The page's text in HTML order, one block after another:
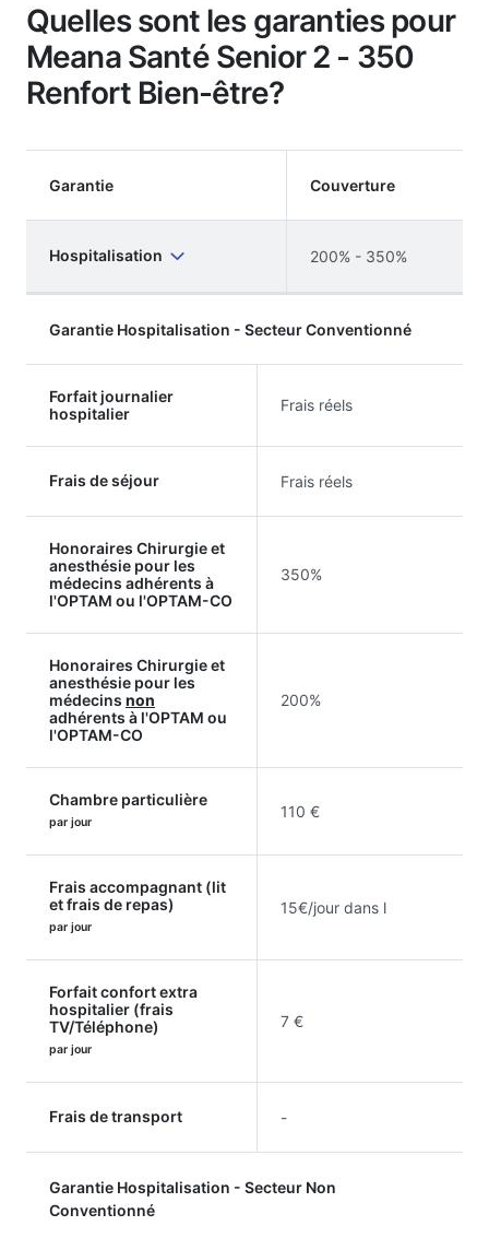
Quelles sont les garanties pour
Meana Santé Senior 2 - 350
Renfort Bien-être?
Garantie Couverture
Hospitalisation 200% - 350%
Garantie Hospitalisation - Secteur Conventionné
Forfait journalier
hospitalier
Frais réels
Frais de séjour Frais réels
Honoraires Chirurgie et
anesthésie pour les
médecins adhérents à
l'OPTAM ou l'OPTAM-CO
350%
Honoraires Chirurgie et
anesthésie pour les
médecins non
adhérents à l'OPTAM ou
l'OPTAM-CO
200%
Chambre particulière
par jour
110 €
Frais accompagnant (lit
et frais de repas)
par jour
15€/jour dans l
Forfait confort extra
hospitalier (frais
TV/Téléphone)
par jour
7 €
Frais de transport -
Garantie Hospitalisation - Secteur Non
Conventionné